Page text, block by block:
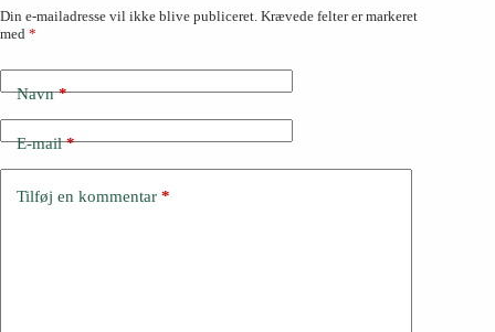
Din e-mailadresse vil ikke blive publiceret. Krævede felter er markeret
med *
Navn*
E-mail*
Tilføj en kommentar *